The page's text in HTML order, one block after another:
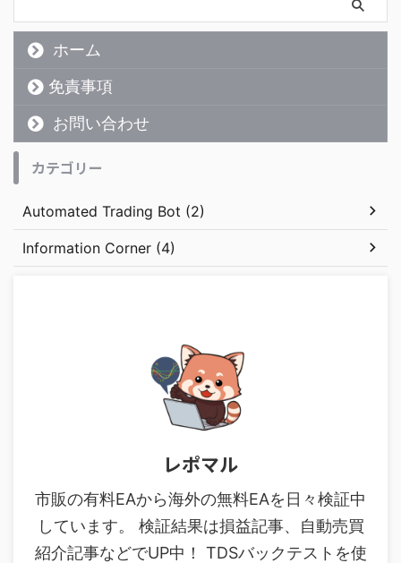
ホーム
免責事項
お問い合わせ
カテゴリー
Automated Trading Bot (2)
Information Corner (4)
レポマル
市販の有料EAから海外の無料EAを日々検証中
しています。 検証結果は損益記事、自動売買
紹介記事などでUP中！ TDSバックテストを使